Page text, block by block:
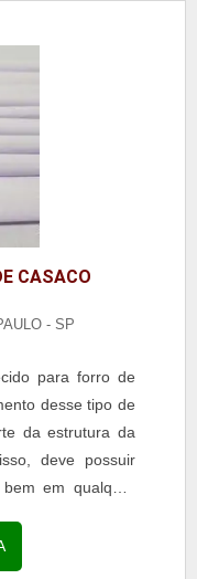
CASACO
- SP
para forro de
desse tipo de
da estrutura da
deve possuir
em qualquer